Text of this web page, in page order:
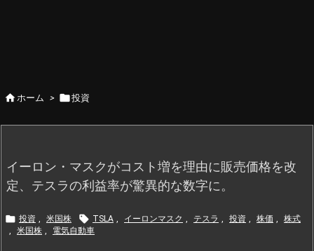
ホーム > 投資
イーロン・マスクがコスト増を理由に販売価格を改
定、テスラの利益率が驚異的な数字に。
 投資 , 米国株  TSLA , イーロンマスク , テスラ , 投資 , 株価 ,
株式
,
米国株 , 電気自動車